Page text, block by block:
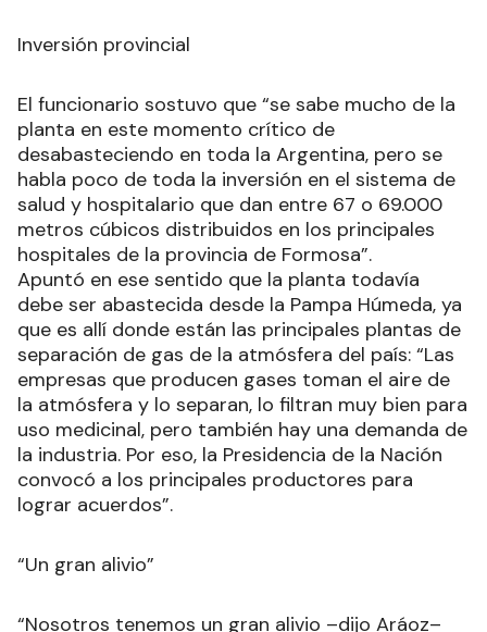
Inversión provincial
El funcionario sostuvo que “se sabe mucho de la
planta en este momento crítico de
desabasteciendo en toda la Argentina, pero se
habla poco de toda la inversión en el sistema de
salud y hospitalario que dan entre 67 o 69.000
metros cúbicos distribuidos en los principales
hospitales de la provincia de Formosa”.
Apuntó en ese sentido que la planta todavía
debe ser abastecida desde la Pampa Húmeda, ya
que es allí donde están las principales plantas de
separación de gas de la atmósfera del país: “Las
empresas que producen gases toman el aire de
la atmósfera y lo separan, lo filtran muy bien para
uso medicinal, pero también hay una demanda de
la industria. Por eso, la Presidencia de la Nación
convocó a los principales productores para
lograr acuerdos”.
“Un gran alivio”
“Nosotros tenemos un gran alivio –dijo Aráoz–